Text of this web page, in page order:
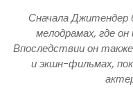
Сначала Джитендер
мелодрамах, где
Впоследствии он
и экшн-фильмах,